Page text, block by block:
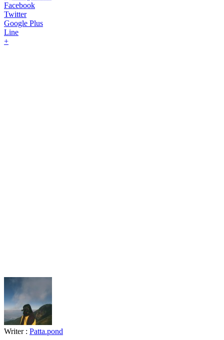
Facebook
Twitter
Google Plus
Line
+
Writer : Patta.pond